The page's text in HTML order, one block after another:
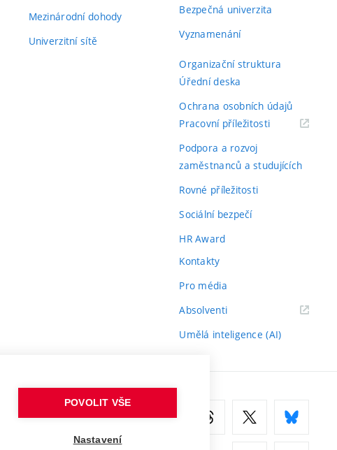
Mezinárodní dohody
Univerzitní sítě
Bezpečná univerzita
Vyznamenání
Organizační struktura
Úřední deska
Ochrana osobních údajů
Pracovní příležitosti(externí
Podpora a rozvoj
zaměstnanců a studujících
Rovné příležitosti
Sociální bezpečí
HR Award
Kontakty
Pro média
Absolventi(externí
Umělá inteligence (AI)
POVOLIT VŠE
Nastavení